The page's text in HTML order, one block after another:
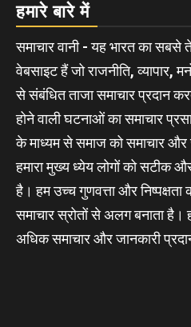
हमारे बारे में
समाचार वानी - यह भारत का सबसे
वेबसाइट हैं जो राजनीति, व्यापार,
से संबंधित ताजा समाचार प्रदान
होने वाली घटनाओं का समाचार
के माध्यम से समाज को समाचार और
हमारा मुख्य ध्येय लोगों को सटीक
है। हम उच्च गुणवत्ता और
समाचार स्रोतों से अलग बनाता
अधिक समाचार और जानकारी